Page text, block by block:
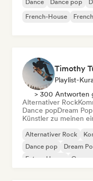
Dance Dance pop
French-House
Timothy
Playlist-
> 300 Antworten
Alternativer Rock
Dance popDream Pop
Künstler zu meinen
Alternativer Rock
Dance pop
Dream
Future House